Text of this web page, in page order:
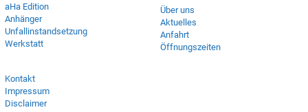
aHa Edition
Anhänger
Unfallinstandsetzung
Werkstatt
Über uns
Aktuelles
Anfahrt
Öffnungszeiten
Kontakt
Impressum
Disclaimer